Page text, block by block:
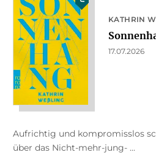
KATHRIN
17.07.2026
Aufrichtig und kompromisslos
über das Nicht-mehr-jung- ...